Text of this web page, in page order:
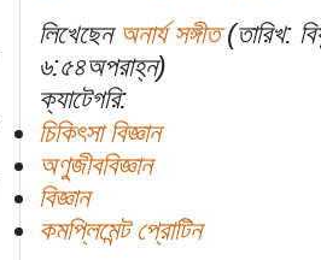
লিখেছেন অনার্য সঙ্গীত(তারিখ:
৬:৫৪অপরাহ্ন)
ক্যাটেগরি:
চিকিৎসা বিজ্ঞান
অণুজীববিজ্ঞান
বিজ্ঞান
কমপ্লিমেন্ট প্রোটিন